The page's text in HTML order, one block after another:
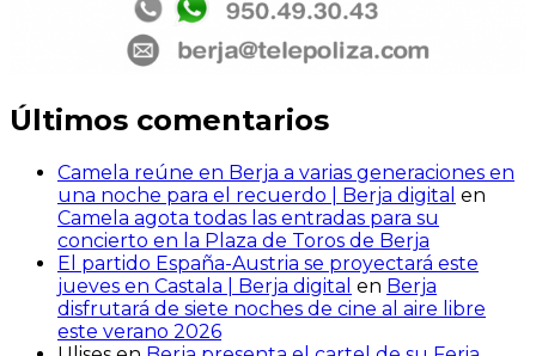
Últimos comentarios
Camela reúne en Berja a varias generaciones en
una noche para el recuerdo | Berja digital en
Camela agota todas las entradas para su
concierto en la Plaza de Toros de Berja
El partido España-Austria se proyectará este
jueves en Castala | Berja digital en Berja
disfrutará de siete noches de cine al aire libre
este verano 2026